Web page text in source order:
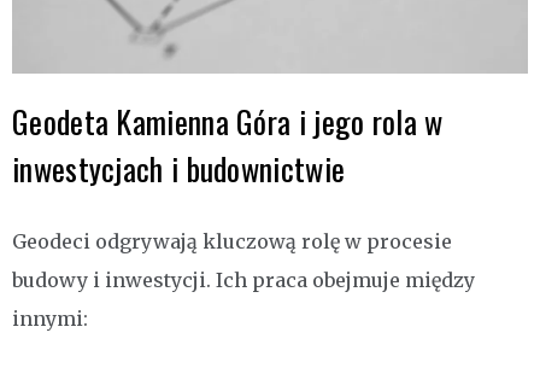
Geodeta Kamienna Góra i jego rola w
inwestycjach i budownictwie
Geodeci odgrywają kluczową rolę w procesie
budowy i inwestycji. Ich praca obejmuje między
innymi: